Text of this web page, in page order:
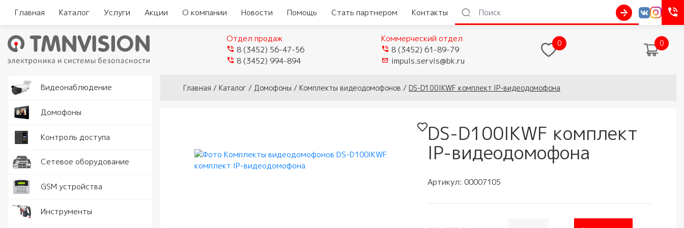
Главная Каталог Услуги Акции О компании Новости Помощь Стать партнером Контакты
Отдел продаж
8 (3452) 56-47-56
8 (3452) 994-894
Коммерческий отдел
8 (3452) 61-89-79
impuls.servis@bk.ru
0 0
Видеонаблюдение Видеокамеры Видеокамеры TVI/CVI/AHD
Муляжи камер
Программное обеспечение
Домофоны
Комплекты
видеодомофонов
Контроль доступа
Замки и защелки
Сетевое оборудование
GSM устройства
Инструменты
Вы здесь
Главная / Каталог / Домофоны / Комплекты видеодомофонов / DS-D100IKWF комплект IP-видеодомофона
DS-D100IKWF комплект
IP-видеодомофона
Артикул: 00007105